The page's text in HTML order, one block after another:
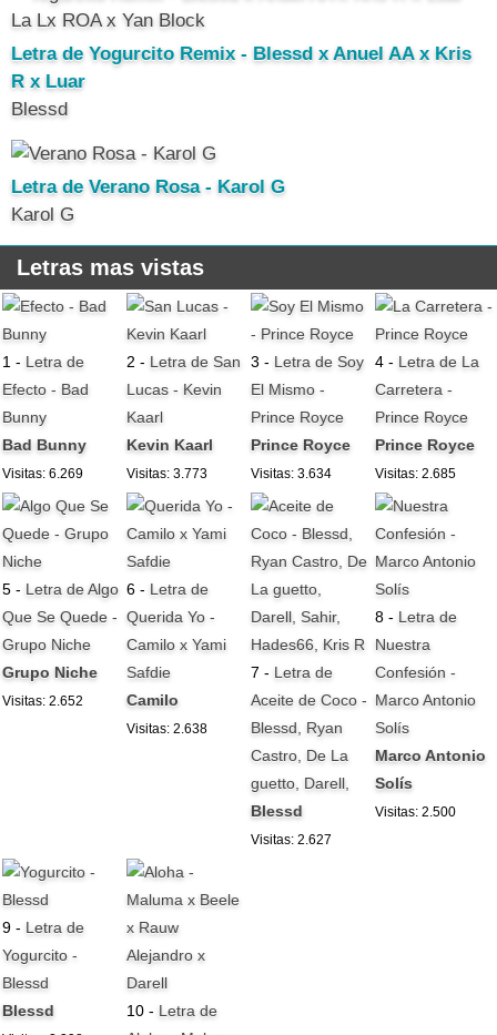
Letra de Yogurcito Remix - Blessd x Anuel AA x Kris
R x Luar
Blessd
Letra de Verano Rosa - Karol G
Karol G
Letras mas vistas
1 - Letra de
Efecto - Bad
Bunny
Bad Bunny
Visitas: 6.269
2 - Letra de San
Lucas - Kevin
Kaarl
Kevin Kaarl
Visitas: 3.773
3 - Letra de Soy
El Mismo -
Prince Royce
Prince Royce
Visitas: 3.634
4 - Letra de La
Carretera -
Prince Royce
Prince Royce
Visitas: 2.685
5 - Letra de Algo
Que Se Quede -
Grupo Niche
Grupo Niche
Visitas: 2.652
6 - Letra de
Querida Yo -
Camilo x Yami
Safdie
Camilo
Visitas: 2.638
7 - Letra de
Aceite de Coco -
Blessd, Ryan
Castro, De La
guetto, Darell,
Blessd
Visitas: 2.627
8 - Letra de
Nuestra
Confesión -
Marco Antonio
Solís
Marco Antonio
Solís
Visitas: 2.500
9 - Letra de
Yogurcito -
Blessd
Blessd
10 - Letra de